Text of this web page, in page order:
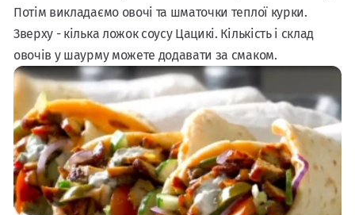
Потім викладаємо овочі та шматочки теплої курки.
Зверху - кілька ложок соусу Цацикі. Кількість і склад
овочів у шаурму можете додавати за смаком.